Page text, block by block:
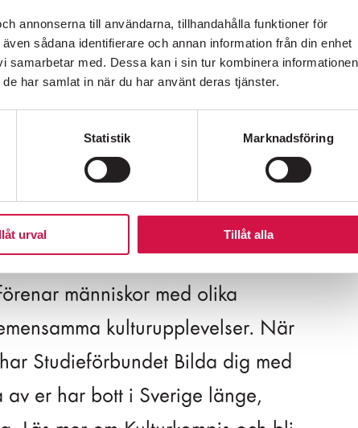
annonserna till användarna, tillhandahålla funktioner för
sådana identifierare och annan information från din enhet
med. Dessa kan i sin tur kombinera informationen
har samlat in när du har använt deras tjänster.
Statistik Marknadsföring
urval Tillåt alla
som arrangeras av
människor med olika
kulturupplevelser. När
Studieförbundet Bilda dig med
er har bott i Sverige länge,
GRANNE SEDAN 1976